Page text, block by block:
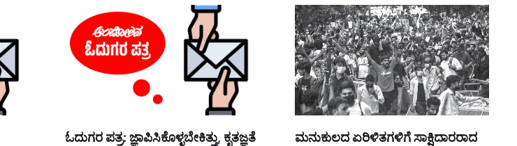
ಓದುಗರ ಪತ್ರ: ಜ್ಞಾಪಿಸಿಕೊಳ್ಳಬೇಕಿತ್ತು, ಕೃತಜ್ಞತೆ
ಮನುಕುಲದ ಏರಿಳಿತಗಳಿಗೆ ಸಾಕ್ಷಿದಾರರಾದ